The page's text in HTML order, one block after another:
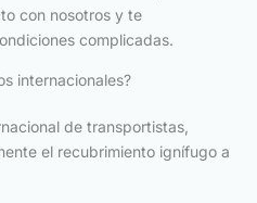
con nosotros y te
complicadas.
internacionales?
de transportistas,
el recubrimiento ignífugo a